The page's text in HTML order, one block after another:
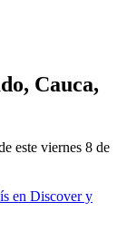
Cauca,
este viernes 8 de
en Discover y